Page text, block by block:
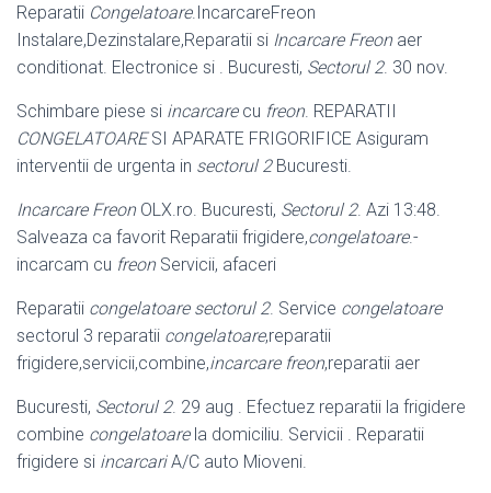
Reparatii Congelatoare.IncarcareFreon
Instalare,Dezinstalare,Reparatii si Incarcare Freonaer
conditionat. Electronice si . Bucuresti, Sectorul 2. 30 nov.
Schimbare piese si incarcarecu freon. REPARATII
CONGELATOARESI APARATE FRIGORIFICE Asiguram
interventii de urgenta in sectorul 2Bucuresti.
Incarcare FreonOLX.ro. Bucuresti, Sectorul 2. Azi 13:48.
Salveaza ca favorit Reparatii frigidere,congelatoare.-
incarcam cu freonServicii, afaceri
Reparatii congelatoare sectorul 2. Service congelatoare
sectorul 3 reparatii congelatoare,reparatii
frigidere,servicii,combine,incarcare freon,reparatii aer
Bucuresti, Sectorul 2. 29 aug . Efectuez reparatii la frigidere
combine congelatoarela domiciliu. Servicii . Reparatii
frigidere si incarcariA/C auto Mioveni.